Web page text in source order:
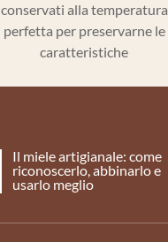
conservati alla temperatura
perfetta per preservarne le
caratteristiche
Il miele artigianale: come
riconoscerlo, abbinarlo e
usarlo meglio